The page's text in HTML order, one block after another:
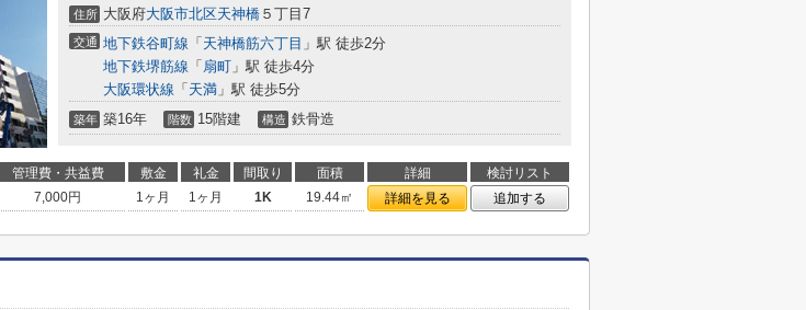
住所 大阪府大阪市北区天神橋 ５丁目7
交通 地下鉄谷町線 「 天神橋筋六丁目 」駅 徒歩2分
地下鉄堺筋線 「 扇町 」駅 徒歩4分
大阪環状線 「 天満 」駅 徒歩5分
築年 築16年 階数 15階建 構造 鉄骨造
管理費・共益費 敷金 礼金 間取り 面積 詳細
検討リスト
7,000円 1ヶ月 1ヶ月 1K 19.44㎡ 詳細を見る 追加する